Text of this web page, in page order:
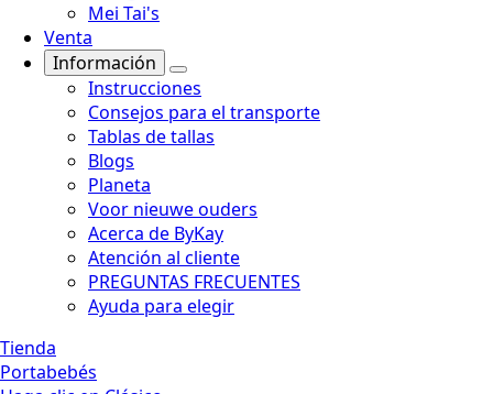
Mei Tai's
Venta
Información
Instrucciones
Consejos para el transporte
Tablas de tallas
Blogs
Planeta
Voor nieuwe ouders
Acerca de ByKay
Atención al cliente
PREGUNTAS FRECUENTES
Ayuda para elegir
Tienda
Portabebés